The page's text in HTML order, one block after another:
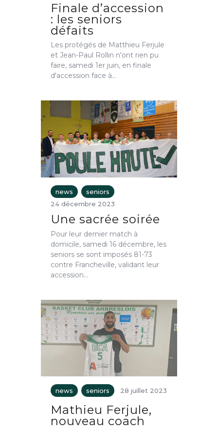
Finale d’accession
: les seniors
défaits
Les protégés de Matthieu Ferjule
et Jean-Paul Rollin n'ont rien pu
faire, samedi 1er juin, en finale
d'accession face à…
news
seniors
24 décembre 2023
Une sacrée soirée
Pour leur dernier match à
domicile, samedi 16 décembre, les
seniors se sont imposés 81-73
contre Francheville, validant leur
accession…
news seniors 28 juillet 2023
Mathieu Ferjule,
nouveau coach